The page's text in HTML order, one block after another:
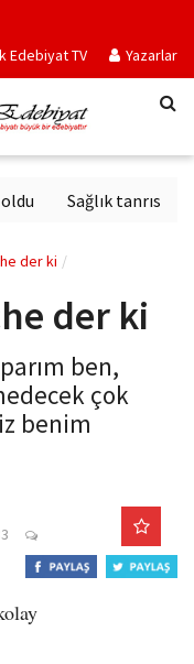
Edebiyat TV Yazarlar
Sağlık
der ki
der ki
ben,
çok
benim